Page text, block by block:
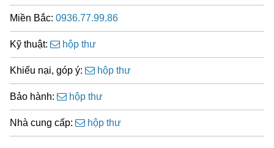
Miền Bắc: 0936.77.99.86
Kỹ thuật: hộp thư
Khiếu nại, góp ý: hộp thư
Bảo hành: hộp thư
Nhà cung cấp: hộp thư